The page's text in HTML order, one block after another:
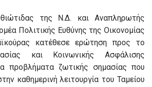
της Ν.Δ. και Αναπληρωτής
Πολιτικής Ευθύνης της Οικονομίας
κατέθεσε ερώτηση προς το
και Κοινωνικής Ασφάλισης
προβλήματα ζωτικής σημασίας που
καθημερινή λειτουργία του Ταμείου